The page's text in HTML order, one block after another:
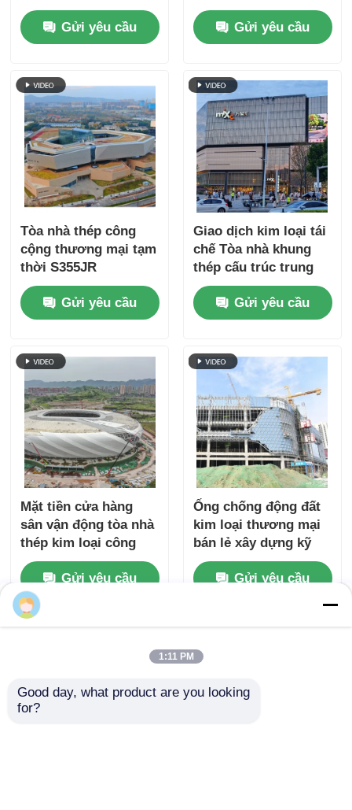
thương mại, khung
kết cấu mô-đun
Gửi yêu cầu
mòn
Gửi yêu cầu
Tòa nhà thép công
cộng thương mại tạm
thời S355JR
Gửi yêu cầu
Giao dịch kim loại tái
chế Tòa nhà khung
thép cấu trúc trung
tâm mua sắm OEM
Gửi yêu cầu
Mặt tiền cửa hàng
sân vận động tòa nhà
thép kim loại công
cộng Prefab Q690
Gửi yêu cầu
Ống chống động đất
kim loại thương mại
bán lẻ xây dựng kỹ
thuật trước tùy chỉnh
Gửi yêu cầu
Sơ đồ trang web
Chính sách bảo mật
Phẩm chấtXây dựng cấu trúc thépNhà máy trung
1:11 PM
Good day, what product are you looking
for?